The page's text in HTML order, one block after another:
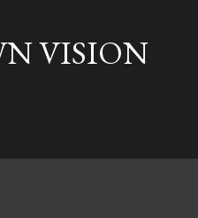
VISION